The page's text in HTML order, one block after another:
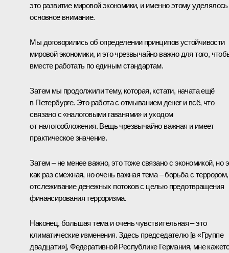
это развитие мировой экономики, и именно этому уделялось
основное внимание.
Мы договорились об определении принципов устойчивости
мировой экономики, и это чрезвычайно важно для того,
вместе работать по единым стандартам.
Затем мы продолжили тему, которая, кстати, начата ещё
в Петербурге. Это работа с отмыванием денег и всё, что
связано с «налоговыми гаванями» и уходом
от налогообложения. Вещь чрезвычайно важная и имеет
практическое значение.
Затем – не менее важно, это тоже связано с экономикой, но
как раз смежная, но очень важная тема – борьба с террором,
отслеживание денежных потоков с целью предотвращения
финансирования терроризма.
Наконец, большая тема и очень чувствительная – это
климатические изменения. Здесь председателю [в «Группе
двадцати»], Федеративной Республике Германия, мне